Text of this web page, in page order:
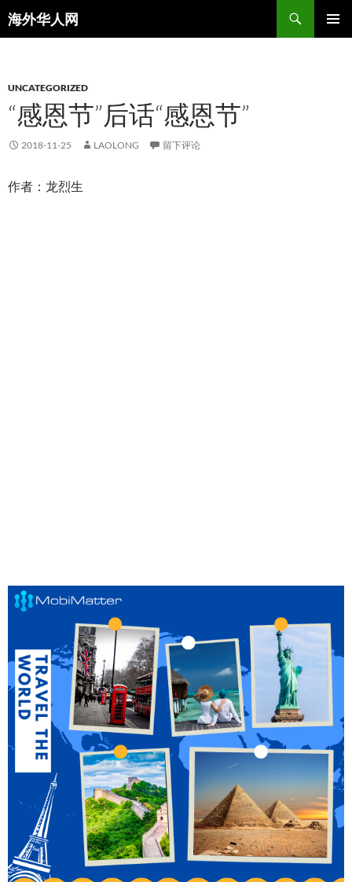
海外华人网
搜
索
UNCATEGORIZED
“感恩节”后话“感恩节”
2018-11-25 LAOLONG 留下评论
作者：龙烈生